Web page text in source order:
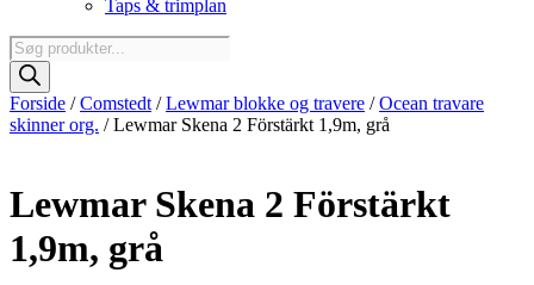
Taps & trimplan
Products
search
Forside /Comstedt /Lewmar blokke og travere /Ocean travare
skinner org. / Lewmar Skena 2 Förstärkt 1,9m, grå
Lewmar Skena 2 Förstärkt
1,9m, grå